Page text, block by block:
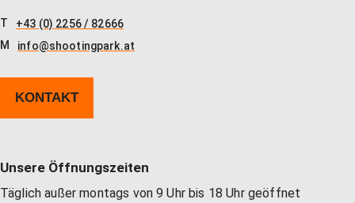
T
+43 (0) 2256 / 82666
M
info@shootingpark.at
KONTAKT
Unsere Öffnungszeiten
Täglich außer montags von 9 Uhr bis 18 Uhr geöffnet